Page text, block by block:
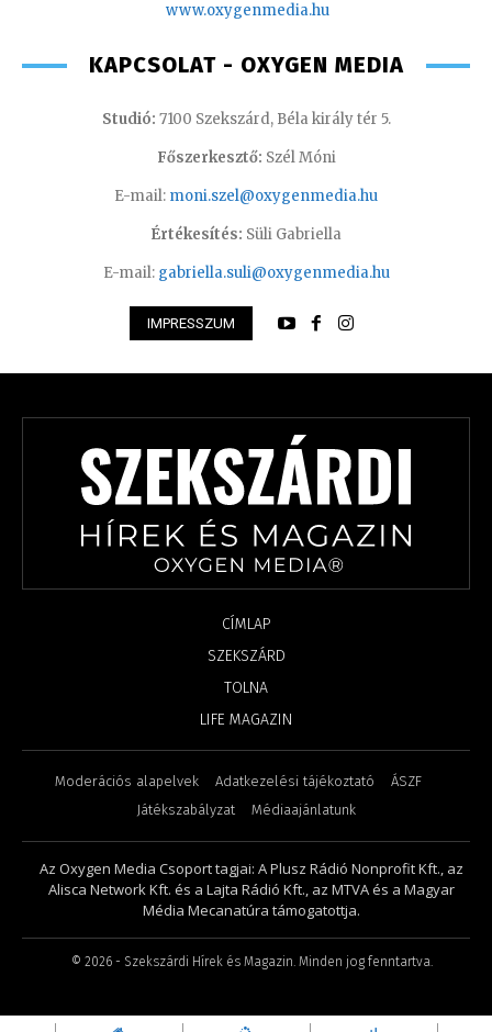
www.oxygenmedia.hu
KAPCSOLAT - OXYGEN MEDIA
Studió: 7100 Szekszárd, Béla király tér 5.
Főszerkesztő: Szél Móni
E-mail: moni.szel@oxygenmedia.hu
Értékesítés: Süli Gabriella
E-mail: gabriella.suli@oxygenmedia.hu
IMPRESSZUM
CÍMLAP
SZEKSZÁRD
TOLNA
LIFE MAGAZIN
Moderációs alapelvek Adatkezelési tájékoztató
ÁSZF
Játékszabályzat
Médiaajánlatunk
Az Oxygen Media Csoport tagjai: A Plusz Rádió Nonprofit Kft., az
Alisca Network Kft. és a Lajta Rádió Kft., az MTVA és a Magyar
Média Mecanatúra támogatottja.
© 2026- Szekszárdi Hírek és Magazin. Minden jog fenntartva.